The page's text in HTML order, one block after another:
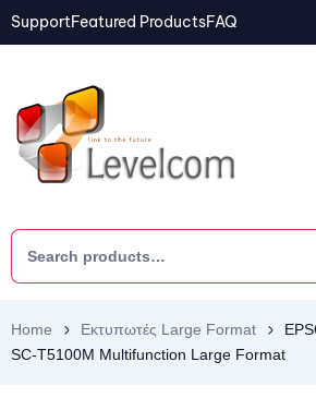
SupportFeatured ProductsFAQ
Home Εκτυπωτές Large Format
SC-T5100M Multifunction Large Format